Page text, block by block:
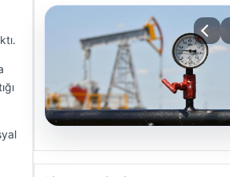
05.08.2026
Petrol fiyatları 25 Mayıs: